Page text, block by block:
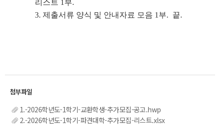
리스트 1부.
3. 제출서류 양식 및 안내자료 모음 1부. 끝.
1.-2026학년도-1학기-교환학생-추가모집-공고.hwp
2.-2026학년도-1학기-파견대학-추가모집-리스트.xlsx